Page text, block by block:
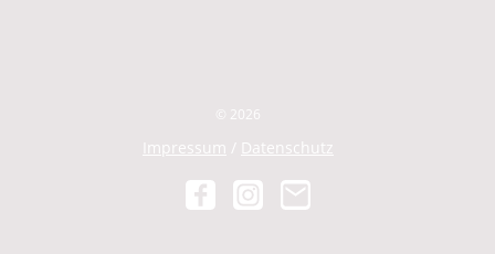
© 2026
Impressum / Datenschutz